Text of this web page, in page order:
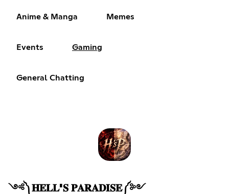
Anime & Manga Memes
Events Gaming
General Chatting
༺༽𝐇𝐄𝐋𝐋'𝐒 𝐏𝐀𝐑𝐀𝐃𝐈𝐒𝐄༼༻